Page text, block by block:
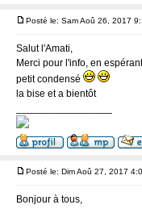
Posté le: Sam Aoû 26, 2017
Salut l'Amati,
Merci pour l'info, en
petit condensé
la bise et a bientôt
Posté le: Dim Aoû 27, 2017
Bonjour à tous,